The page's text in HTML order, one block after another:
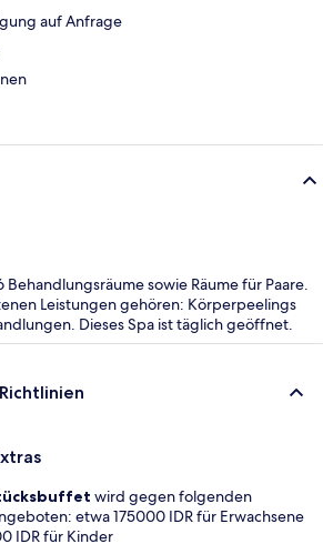
auf Anfrage
Behandlungsräume sowie Räume für Paare.
Leistungen gehören: Körperpeelings
Dieses Spa ist täglich geöffnet.
wird gegen folgenden
etwa 175000 IDR für Erwachsene
IDR für Kinder